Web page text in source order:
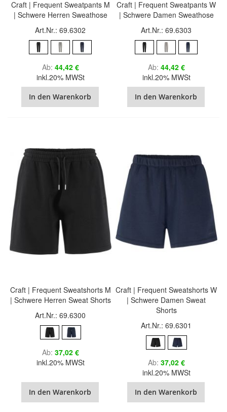
Craft | Frequent Sweatpants M
| Schwere Herren Sweathose
Art.Nr.: 69.6302
Ab 44,42 €
inkl.20% MWSt
In den Warenkorb
Craft | Frequent Sweatpants W
| Schwere Damen Sweathose
Art.Nr.: 69.6303
Ab 44,42 €
inkl.20% MWSt
In den Warenkorb
Craft | Frequent Sweatshorts M
| Schwere Herren Sweat Shorts
Art.Nr.: 69.6300
Ab 37,02 €
inkl.20% MWSt
In den Warenkorb
Craft | Frequent Sweatshorts W
| Schwere Damen Sweat
Shorts
Art.Nr.: 69.6301
Ab 37,02 €
inkl.20% MWSt
In den Warenkorb